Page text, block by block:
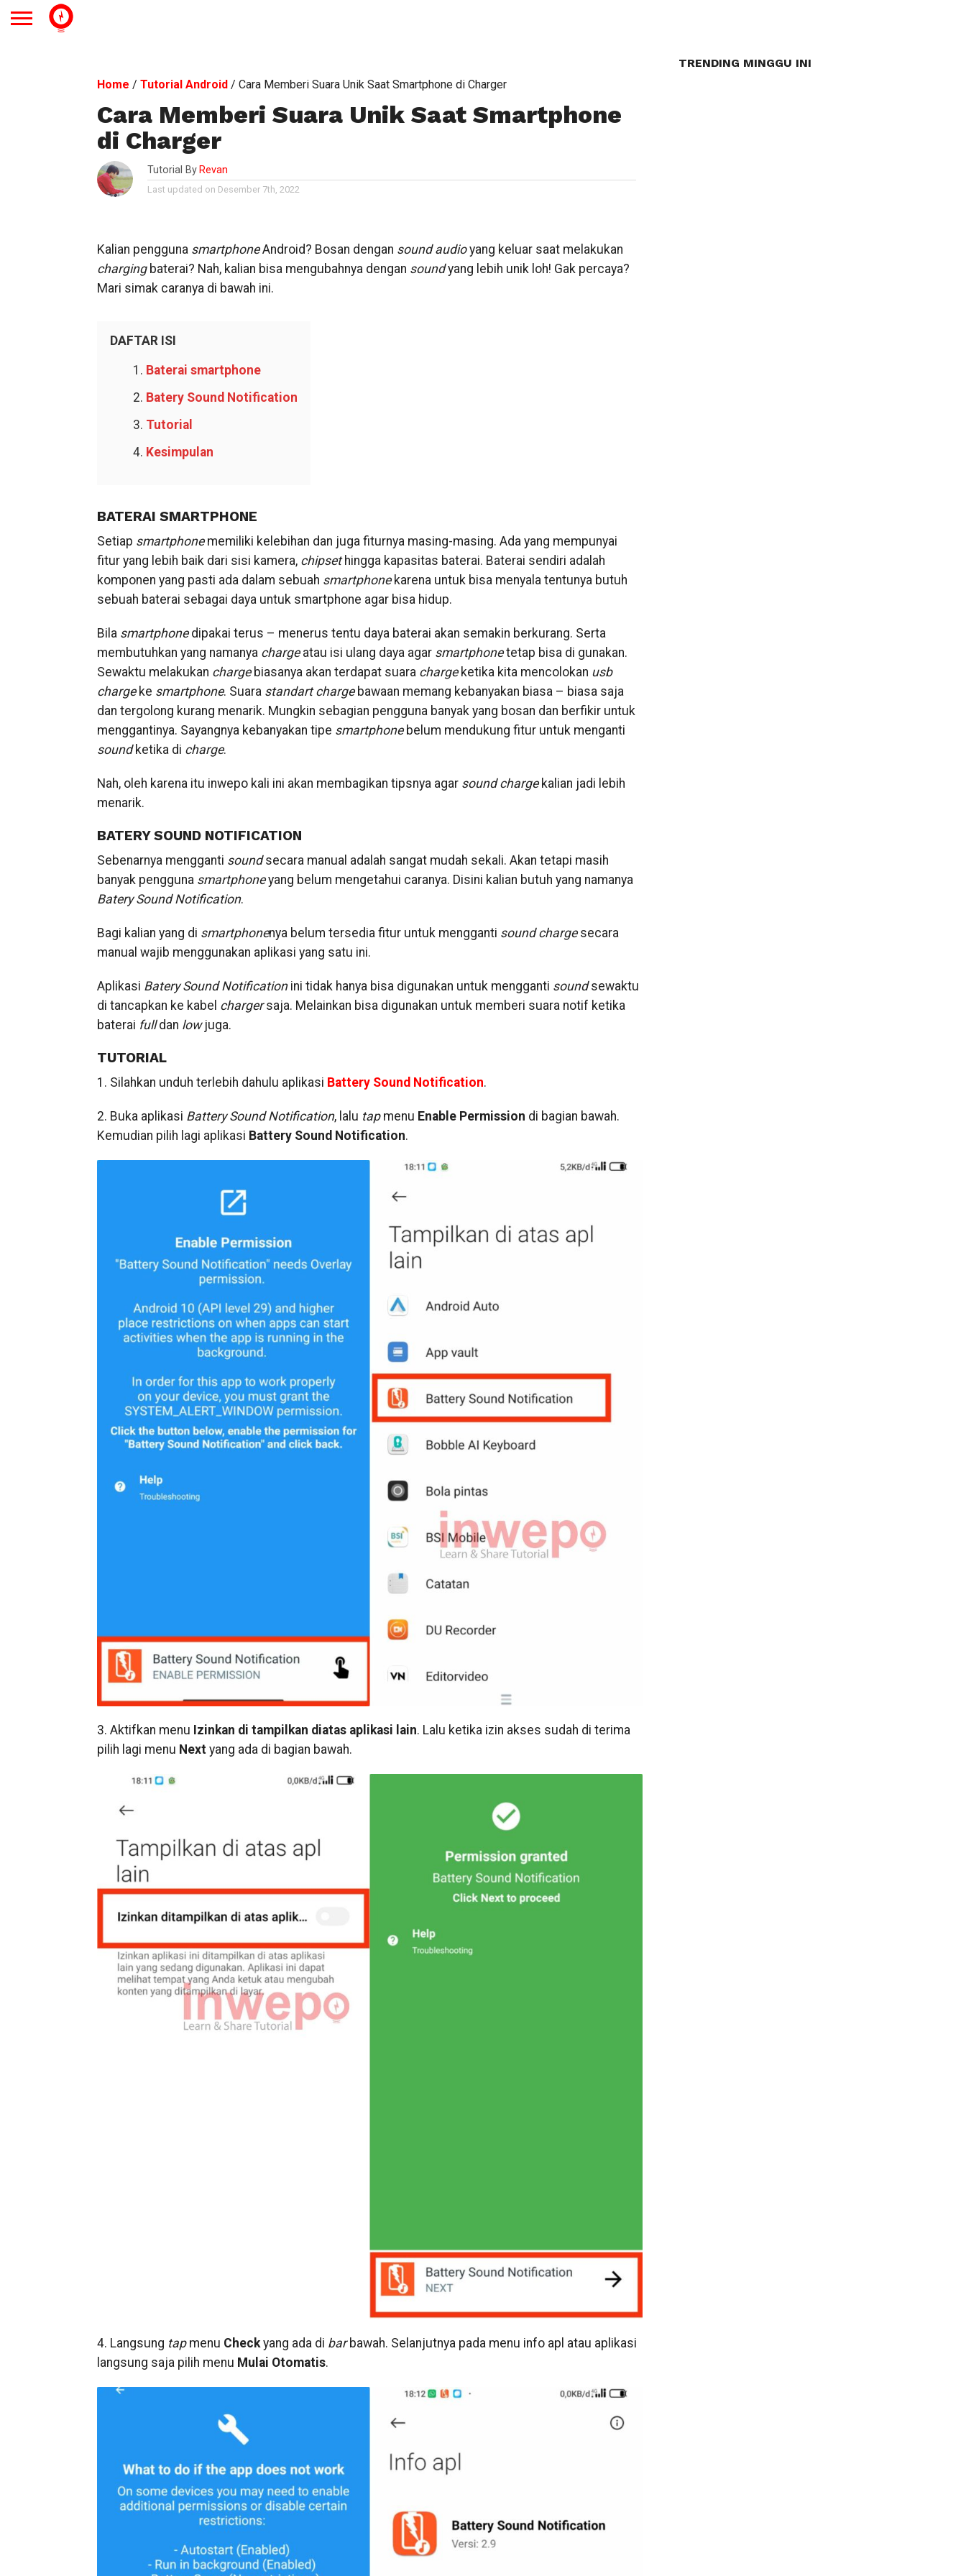
Home / Tutorial Android/ Cara Memberi Suara Unik Saat Smartphone di Charger
Cara Memberi Suara Unik Saat Smartphone
di Charger
Tutorial By Revan
Last updated on Desember 7th, 2022
Kalian pengguna smartphoneAndroid? Bosan dengan sound audioyang keluar saat melakukan
chargingbaterai? Nah, kalian bisa mengubahnya dengan soundyang lebih unik loh! Gak percaya?
Mari simak caranya di bawah ini.
DAFTAR ISI
Baterai smartphone
Batery Sound Notification
Tutorial
Kesimpulan
BATERAI SMARTPHONE
Setiap smartphonememiliki kelebihan dan juga fiturnya masing-masing. Ada yang mempunyai
fitur yang lebih baik dari sisi kamera, chipsethingga kapasitas baterai. Baterai sendiri adalah
komponen yang pasti ada dalam sebuah smartphonekarena untuk bisa menyala tentunya butuh
sebuah baterai sebagai daya untuk smartphone agar bisa hidup.
Bila smartphonedipakai terus – menerus tentu daya baterai akan semakin berkurang. Serta
membutuhkan yang namanya chargeatau isi ulang daya agar smartphonetetap bisa di gunakan.
Sewaktu melakukan chargebiasanya akan terdapat suara chargeketika kita mencolokan usb
chargeke smartphone. Suara standart chargebawaan memang kebanyakan biasa – biasa saja
dan tergolong kurang menarik. Mungkin sebagian pengguna banyak yang bosan dan berfikir untuk
menggantinya. Sayangnya kebanyakan tipe smartphonebelum mendukung fitur untuk menganti
soundketika di charge.
Nah, oleh karena itu inwepo kali ini akan membagikan tipsnya agar sound chargekalian jadi lebih
menarik.
BATERY SOUND NOTIFICATION
Sebenarnya mengganti soundsecara manual adalah sangat mudah sekali. Akan tetapi masih
banyak pengguna smartphoneyang belum mengetahui caranya. Disini kalian butuh yang namanya
Batery Sound Notification.
Bagi kalian yang di smartphonenya belum tersedia fitur untuk mengganti sound chargesecara
manual wajib menggunakan aplikasi yang satu ini.
Aplikasi Batery Sound Notificationini tidak hanya bisa digunakan untuk mengganti soundsewaktu
di tancapkan ke kabel chargersaja. Melainkan bisa digunakan untuk memberi suara notif ketika
baterai fulldan lowjuga.
TUTORIAL
1. Silahkan unduh terlebih dahulu aplikasi Battery Sound Notification.
2. Buka aplikasi Battery Sound Notification, lalu tapmenu Enable Permission di bagian bawah.
Kemudian pilih lagi aplikasi Battery Sound Notification.
3. Aktifkan menu Izinkan di tampilkan diatas aplikasi lain. Lalu ketika izin akses sudah di terima
pilih lagi menu Nextyang ada di bagian bawah.
4. Langsung tapmenu Checkyang ada di barbawah. Selanjutnya pada menu info apl atau aplikasi
langsung saja pilih menu Mulai Otomatis.
TRENDING MINGGU INI